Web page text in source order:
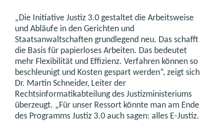
„Die Initiative Justiz 3.0 gestaltet die Arbeitsweise
und Abläufe in den Gerichten und
Staatsanwaltschaften grundlegend neu. Das schafft
die Basis für papierloses Arbeiten. Das bedeutet
mehr Flexibilität und Effizienz. Verfahren können so
beschleunigt und Kosten gespart werden“, zeigt sich
Dr. Martin Schneider, Leiter der
Rechtsinformatikabteilung des Justizministeriums
überzeugt. „Für unser Ressort könnte man am Ende
des Programms Justiz 3.0 auch sagen: alles E-Justiz.